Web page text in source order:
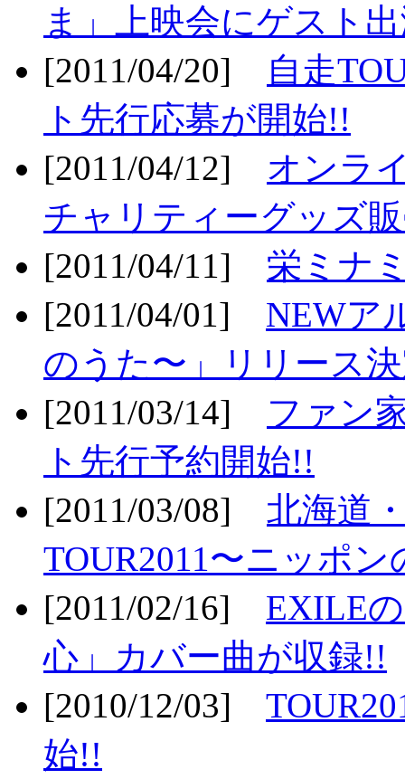
ま」上映会にゲスト
[2011/04/20]
自走
ト先行応募が開始!!
[2011/04/12] オンラ
チャリティーグッズ
[2011/04/11] 栄ミナ
[2011/04/01] NEWア
のうた〜」リリース
[2011/03/14] ファン
ト先行予約開始!!
[2011/03/08] 北海道
TOUR2011〜ニッポ
[2011/02/16] EXILE
心」カバー曲が収録!!
[2010/12/03]
始!!